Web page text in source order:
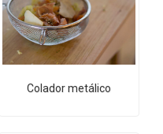
Colador metálico